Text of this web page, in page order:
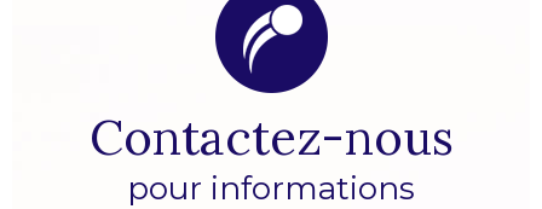
Contactez-nous
pour informations